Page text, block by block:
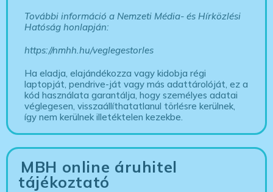
További információ a Nemzeti Média- és Hírközlési
Hatóság honlapján:
https://nmhh.hu/veglegestorles
Ha eladja, elajándékozza vagy kidobja régi
laptopját, pendrive-ját vagy más adattárolóját, ez a
kód használata garantálja, hogy személyes adatai
véglegesen, visszaállíthatatlanul törlésre kerülnek,
így nem kerülnek illetéktelen kezekbe.
MBH online áruhitel
tájékoztató